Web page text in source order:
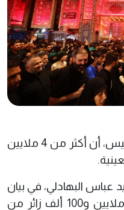
أعلنت وزارة الداخلية، اليوم الخميس، أن أكثر من 4 ملايين
عباس البهادلي، في بيان
صحفي، إن "العراق استقبل 4 ملايين و100 ألف زائر من